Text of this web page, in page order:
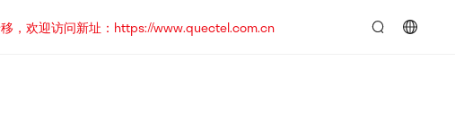
，欢迎访问新址：https://www.quectel.com.cn